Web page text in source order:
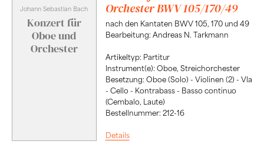
Johann Sebastian Bach
Konzert für
Oboe und
Orchester
Orchester BWV 105/170/49
nach den Kantaten BWV 105, 170 und 49
Bearbeitung: Andreas N. Tarkmann
Artikeltyp: Partitur
Instrument(e): Oboe, Streichorchester
Besetzung: Oboe (Solo) - Violinen (2) - Vla
- Cello - Kontrabass - Basso continuo
(Cembalo, Laute)
Bestellnummer: 212-16
Details